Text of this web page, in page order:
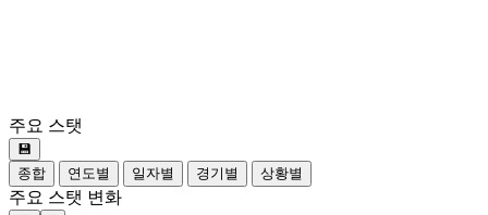
주요 스탯
💾
종합
연도별 일자별 경기별 상황별
주요 스탯 변화